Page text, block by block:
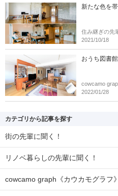
新たな色を
住み継ぎの先
2021/10/18
おうち図書
cowcamo
2022/01/28
カテゴリから記事を探す
街の先輩に聞く！
リノベ暮らしの先輩に聞く！
cowcamo graph《カウカモグラフ》